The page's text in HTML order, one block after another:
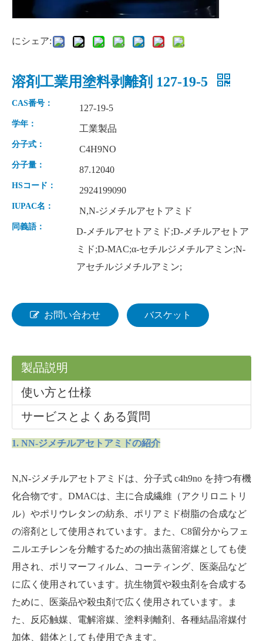
99.5% 分有機化学原料無水マレイン酸 工業用グレードの無水フタル酸
水酸化カリウム 90% フレーク KOH 工業用グレード CAS1310-58-3
にシェア:
溶剤工業用塗料剥離剤 127-19-5
CAS番号： 127-19-5
学年： 工業製品
分子式： C4H9NO
分子量： 87.12040
HSコード： 2924199090
IUPAC名： N,N-ジメチルアセトアミド
同義語：
D-メチルアセトアミド;D-メチルアセトア
ミド;D-MAC;α-セチルジメチルアミン;N-
アセチルジメチルアミン;
お問い合わせ バスケット
製品説明
使い方と仕様
サービスとよくある質問
1. NN-ジメチルアセトアミドの紹介
N,N-ジメチルアセトアミドは、分子式 c4h9no を持つ有機
化合物です。DMACは、主に合成繊維（アクリロニトリ
ル）やポリウレタンの紡糸、ポリアミド樹脂の合成など
の溶剤として使用されています。また、C8留分からフェ
ニルエチレンを分離するための抽出蒸留溶媒としても使
用され、ポリマーフィルム、コーティング、医薬品など
に広く使用されています。抗生物質や殺虫剤を合成する
ために、医薬品や殺虫剤で広く使用されています。ま
た、反応触媒、電解溶媒、塗料剥離剤、各種結晶溶媒付
加体、錯体としても使用できます。